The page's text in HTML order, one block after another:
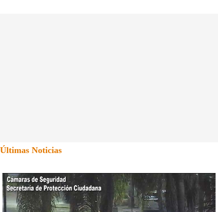
Últimas Noticias